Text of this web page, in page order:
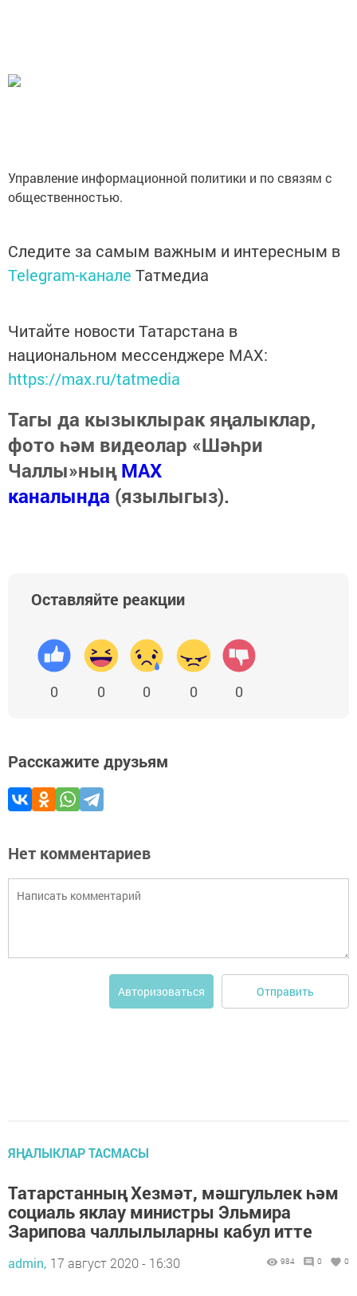
Управление информационной политики и по связям с
общественностью.
Следите за самым важным и интересным в
Telegram-канале Татмедиа
Читайте новости Татарстана в
национальном мессенджере MАХ:
https://max.ru/tatmedia
Тагы да кызыклырак яңалыклар,
фото һәм видеолар «Шәһри
Чаллы»ныңMAX
каналында (язылыгыз).
Оставляйте реакции
0 0 0 0 0
Расскажите друзьям
Нет комментариев
Авторизоваться Отправить
ЯҢАЛЫКЛАР ТАСМАСЫ
Татарстанның Хезмәт, мәшгульлек һәм
социаль яклау министры Эльмира
Зарипова чаллылыларны кабул итте
admin, 17 август 2020 - 16:30 984 0 0